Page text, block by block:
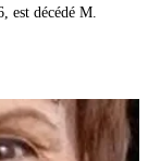
est décédé M.